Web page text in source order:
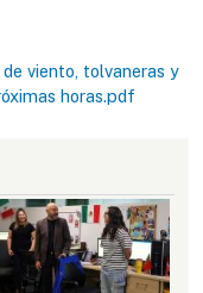
viento, tolvaneras y
horas.pdf